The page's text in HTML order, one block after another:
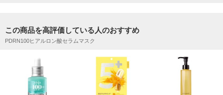
この商品を高評価している人のおすすめ
PDRN100ヒアルロン酸セラムマスク